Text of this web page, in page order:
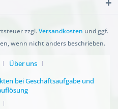
zzgl.Versandkosten und ggf.
wenn nicht anders beschrieben.
Über uns
bei Geschäftsaufgabe und